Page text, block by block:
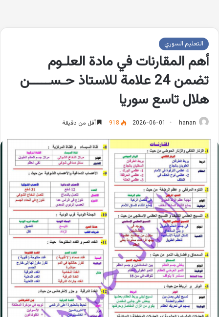
التعليم السوري
أهم المقارنات في مادة العلـوم
تضمن 24 علامة للاستاذ حـســـــن
هلال تاسع سوريا
hanan
2026-06-01
918 أقل من دقيقة